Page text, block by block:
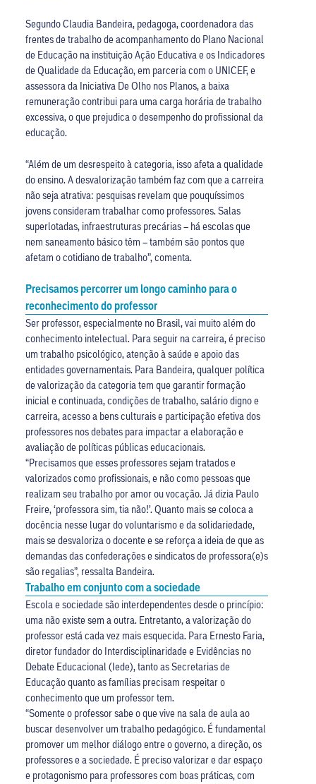
Segundo Claudia Bandeira, pedagoga, coordenadora das
frentes de trabalho de acompanhamento do Plano Nacional
de Educação na instituição Ação Educativa e os Indicadores
de Qualidade da Educação, em parceria com o UNICEF, e
assessora da Iniciativa De Olho nos Planos, a baixa
remuneração contribui para uma carga horária de trabalho
excessiva, o que prejudica o desempenho do profissional da
educação.
“Além de um desrespeito à categoria, isso afeta a qualidade
do ensino. A desvalorização também faz com que a carreira
não seja atrativa: pesquisas revelam que pouquíssimos
jovens consideram trabalhar como professores. Salas
superlotadas, infraestruturas precárias – há escolas que
nem saneamento básico têm – também são pontos que
afetam o cotidiano de trabalho”, comenta.
Precisamos percorrer um longo caminho para o
reconhecimento do professor
Ser professor, especialmente no Brasil, vai muito além do
conhecimento intelectual. Para seguir na carreira, é preciso
um trabalho psicológico, atenção à saúde e apoio das
entidades governamentais. Para Bandeira, qualquer política
de valorização da categoria tem que garantir formação
inicial e continuada, condições de trabalho, salário digno e
carreira, acesso a bens culturais e participação efetiva dos
professores nos debates para impactar a elaboração e
avaliação de políticas públicas educacionais.
“Precisamos que esses professores sejam tratados e
valorizados como profissionais, e não como pessoas que
realizam seu trabalho por amor ou vocação. Já dizia Paulo
Freire, ‘professora sim, tia não!’. Quanto mais se coloca a
docência nesse lugar do voluntarismo e da solidariedade,
mais se desvaloriza o docente e se reforça a ideia de que as
demandas das confederações e sindicatos de professora(e)s
são regalias”, ressalta Bandeira.
Trabalho em conjunto com a sociedade
Escola e sociedade são interdependentes desde o princípio:
uma não existe sem a outra. Entretanto, a valorização do
professor está cada vez mais esquecida. Para Ernesto Faria,
diretor fundador do Interdisciplinaridade e Evidências no
Debate Educacional (Iede), tanto as Secretarias de
Educação quanto as famílias precisam respeitar o
conhecimento que um professor tem.
“Somente o professor sabe o que vive na sala de aula ao
buscar desenvolver um trabalho pedagógico. É fundamental
promover um melhor diálogo entre o governo, a direção, os
professores e a sociedade. É preciso valorizar e dar espaço
e protagonismo para professores com boas práticas, com